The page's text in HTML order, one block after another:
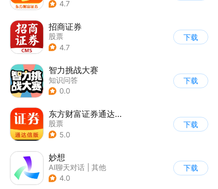
4.7
招商证券
股票
4.7
下载
智力挑战大赛
知识问答
0.0
下载
东方财富证券通达信版
股票
5.0
下载
妙想
AI聊天对话
其他
4.0
下载